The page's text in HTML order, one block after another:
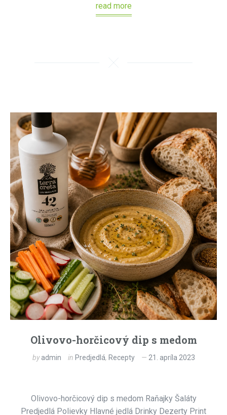
read more
Olivovo-horčicový dip s medom
byadmin in Predjedlá, Recepty 21. apríla 2023
Olivovo-horčicový dip s medom Raňajky Šaláty
Predjedlá Polievky Hlavné jedlá Drinky Dezerty Print